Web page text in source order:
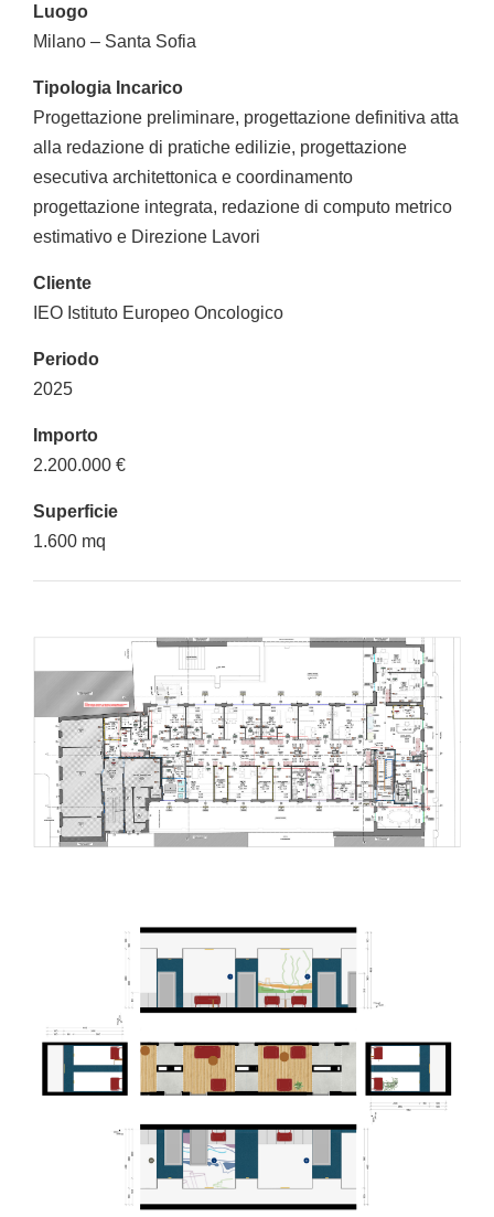
Luogo
Milano – Santa Sofia
Tipologia Incarico
Progettazione preliminare, progettazione definitiva atta
alla redazione di pratiche edilizie, progettazione
esecutiva architettonica e coordinamento
progettazione integrata, redazione di computo metrico
estimativo e Direzione Lavori
Cliente
IEO Istituto Europeo Oncologico
Periodo
2025
Importo
2.200.000 €
Superficie
1.600 mq